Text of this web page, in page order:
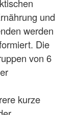
und
werden
Die
von 6
kurze